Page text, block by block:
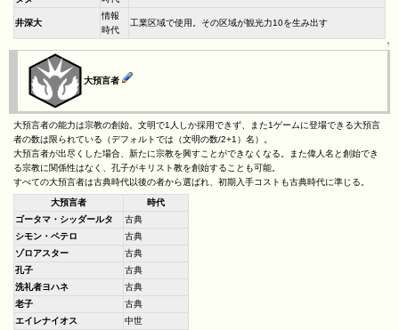
井深大
情報
時代
工業区域で使用。その区域が観光力10を生み出す
↑
大預言者
大預言者の能力は宗教の創始。文明で1人しか採用できず、また1ゲームに登場できる大預言
者の数は限られている（デフォルトでは（文明の数/2+1）名）。
大預言者が出尽くした場合、新たに宗教を興すことができなくなる。また偉人名と創始でき
る宗教に関係性はなく、孔子がキリスト教を創始することも可能。
すべての大預言者は古典時代以後の者から選ばれ、初期入手コストも古典時代に準じる。
大預言者
時代
ゴータマ・シッダールタ
古典
シモン・ペテロ
古典
ゾロアスター
古典
孔子
古典
洗礼者ヨハネ
古典
老子
古典
エイレナイオス
中世